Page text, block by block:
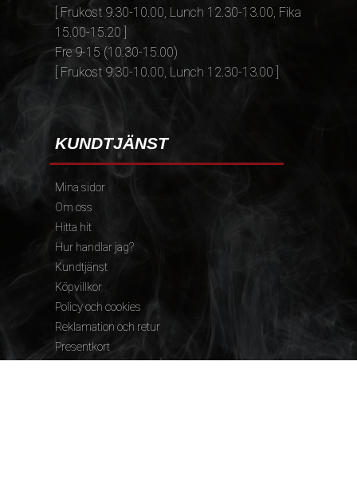
[ Frukost 9.30-10.00, Lunch 12.30-13.00, Fika
15.00-15.20 ]
Fre 9-15 (10.30-15.00)
[ Frukost 9.30-10.00, Lunch 12.30-13.00 ]
KUNDTJÄNST
Mina sidor
Om oss
Hitta hit
Hur handlar jag?
Kundtjänst
Köpvillkor
Policy och cookies
Reklamation och retur
Presentkort